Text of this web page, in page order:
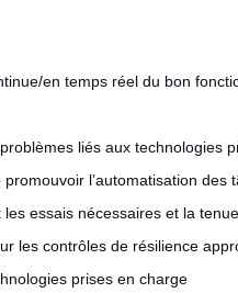
en temps réel du bon
liés aux technologies
l’automatisation
essais nécessaires et la
les contrôles de résilience
prises en charge